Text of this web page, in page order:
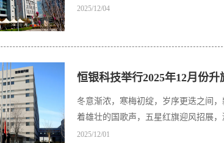
2025/12/04
恒银科技举行2025年12月份升
冬意渐浓，寒梅初绽，岁序更迭之间
2025/12/01